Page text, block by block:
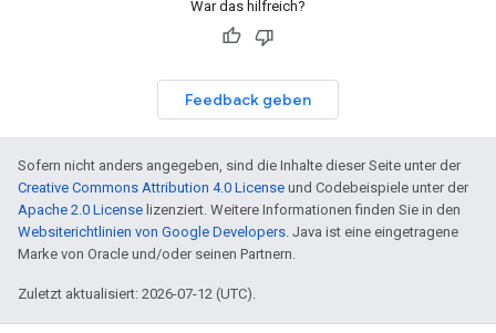
War das hilfreich?
Feedback geben
Sofern nicht anders angegeben, sind die Inhalte dieser Seite unter der
Creative Commons Attribution 4.0 License und Codebeispiele unter der
Apache 2.0 License lizenziert. Weitere Informationen finden Sie in den
Websiterichtlinien von Google Developers. Java ist eine eingetragene
Marke von Oracle und/oder seinen Partnern.
Zuletzt aktualisiert: 2026-07-12 (UTC).